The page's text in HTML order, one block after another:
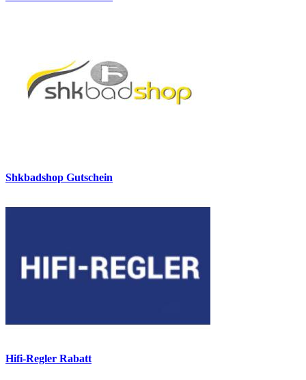
Shkbadshop Gutschein
Hifi-Regler Rabatt